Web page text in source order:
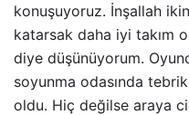
konuşuyoruz. İnşallah
katarsak daha iyi takım
diye düşünüyorum.
soyunma odasında
oldu. Hiç değilse araya